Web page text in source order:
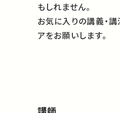
もしれません。
お気に入りの講義・
アをお願いします。